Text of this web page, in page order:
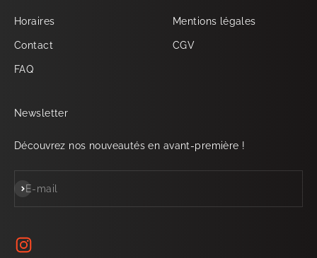
Horaires
Contact
FAQ
Mentions légales
CGV
Newsletter
Découvrez nos nouveautés en avant-première !
E-mail
S'inscrire